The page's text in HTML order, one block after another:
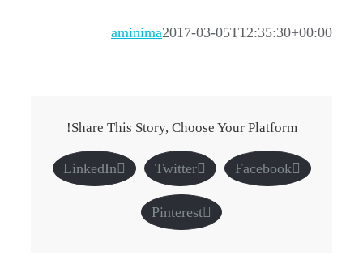
aminima2017-03-05T12:35:30+00:00
Share This Story, Choose Your Platform!
Facebook
Twitter
LinkedIn
Pinterest